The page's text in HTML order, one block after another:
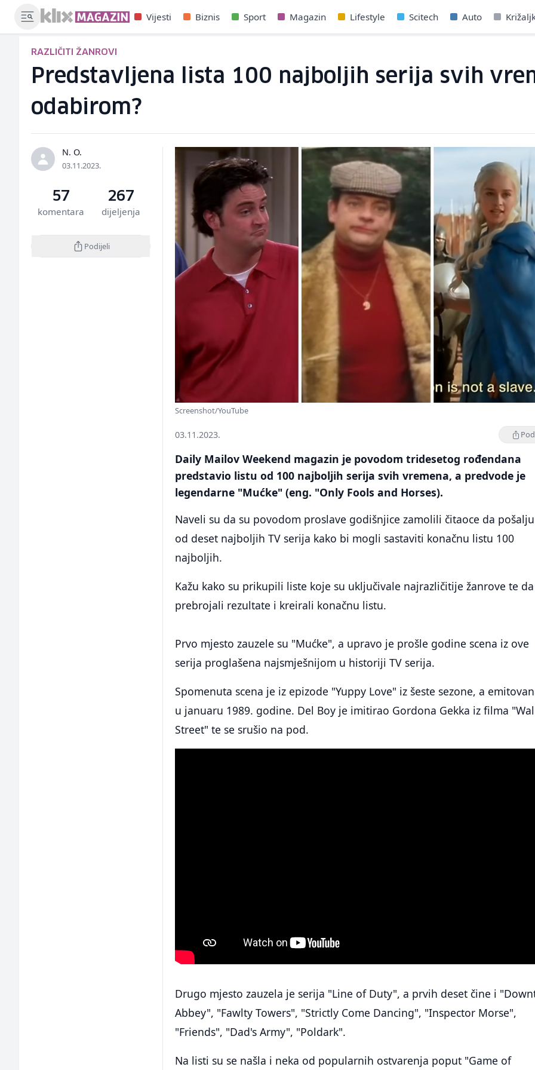
Vijesti Biznis Sport Magazin Lifestyle Scitech Auto
RAZLIČITI ŽANROVI
Predstavljena lista 100 najboljih serija svih
odabirom?
N. O.
03.11.2023.
57
komentara
267
dijeljenja
Podijeli
Screenshot/YouTube
03.11.2023.
Daily Mailov Weekend magazin je povodom tridesetog rođendana
predstavio listu od 100 najboljih serija svih vremena, a predvode je
legendarne "Mućke" (eng. "Only Fools and Horses).
Naveli su da su povodom proslave godišnjice zamolili čitaoce da
od deset najboljih TV serija kako bi mogli sastaviti konačnu listu 100
najboljih.
Kažu kako su prikupili liste koje su uključivale najrazličitije žanrove te
prebrojali rezultate i kreirali konačnu listu.
Prvo mjesto zauzele su "Mućke", a upravo je prošle godine scena iz ove
serija proglašena najsmješnijom u historiji TV serija.
Spomenuta scena je iz epizode "Yuppy Love" iz šeste sezone, a
u januaru 1989. godine. Del Boy je imitirao Gordona Gekka iz filma
Street" te se srušio na pod.
Drugo mjesto zauzela je serija "Line of Duty", a prvih deset čine i
Abbey", "Fawlty Towers", "Strictly Come Dancing", "Inspector Morse",
"Friends", "Dad's Army", "Poldark".
Na listi su se našla i neka od popularnih ostvarenja poput "Game of